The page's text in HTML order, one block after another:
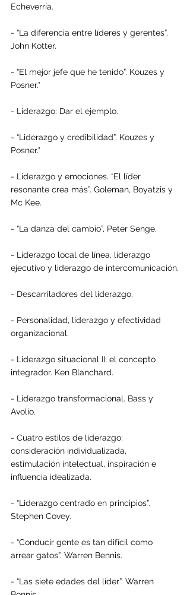
Echeverría.
- “La diferencia entre líderes y gerentes”.
John Kotter.
- “El mejor jefe que he tenido”. Kouzes y
Posner."
- Liderazgo: Dar el ejemplo.
- “Liderazgo y credibilidad”. Kouzes y
Posner."
- Liderazgo y emociones. “El líder
resonante crea más”. Goleman, Boyatzis y
Mc Kee.
- “La danza del cambio”, Peter Senge.
- Liderazgo local de línea, liderazgo
ejecutivo y liderazgo de intercomunicación.
- Descarriladores del liderazgo.
- Personalidad, liderazgo y efectividad
organizacional.
- Liderazgo situacional II: el concepto
integrador. Ken Blanchard.
- Liderazgo transformacional. Bass y
Avolio.
- Cuatro estilos de liderazgo:
consideración individualizada,
estimulación intelectual, inspiración e
influencia idealizada.
- “Liderazgo centrado en principios”.
Stephen Covey.
- “Conducir gente es tan difícil como
arrear gatos”. Warren Bennis.
- “Las siete edades del líder”. Warren